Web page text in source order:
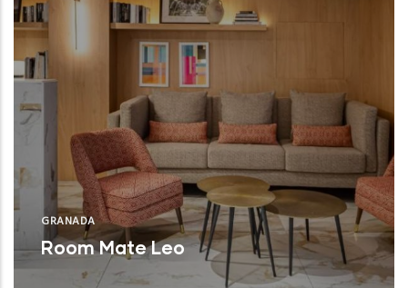
GRANADA
Room Mate Leo